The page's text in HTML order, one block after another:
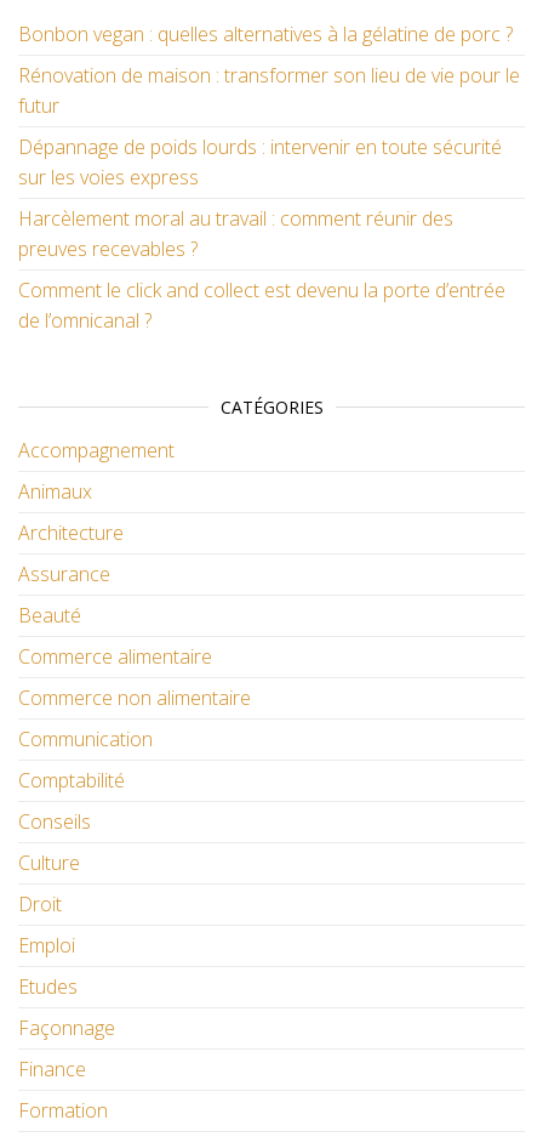
Bonbon vegan : quelles alternatives à la gélatine de porc ?
Rénovation de maison : transformer son lieu de vie pour le
futur
Dépannage de poids lourds : intervenir en toute sécurité
sur les voies express
Harcèlement moral au travail : comment réunir des
preuves recevables ?
Comment le click and collect est devenu la porte d’entrée
de l’omnicanal ?
CATÉGORIES
Accompagnement
Animaux
Architecture
Assurance
Beauté
Commerce alimentaire
Commerce non alimentaire
Communication
Comptabilité
Conseils
Culture
Droit
Emploi
Etudes
Façonnage
Finance
Formation